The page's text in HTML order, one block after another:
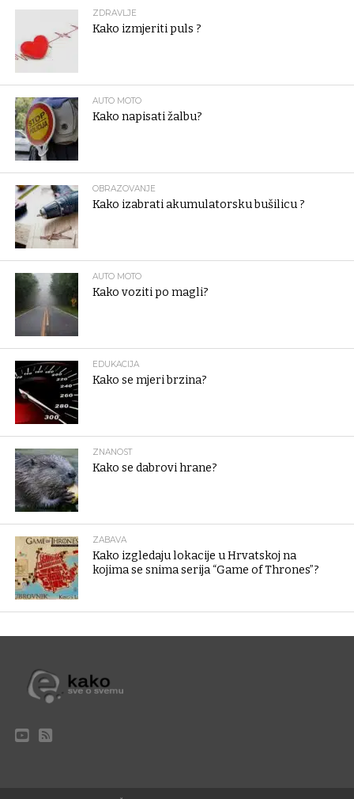
ZDRAVLJE
Kako izmjeriti puls ?
AUTO MOTO
Kako napisati žalbu?
OBRAZOVANJE
Kako izabrati akumulatorsku bušilicu ?
AUTO MOTO
Kako voziti po magli?
EDUKACIJA
Kako se mjeri brzina?
ZNANOST
Kako se dabrovi hrane?
ZABAVA
Kako izgledaju lokacije u Hrvatskoj na
kojima se snima serija “Game of Thrones”?